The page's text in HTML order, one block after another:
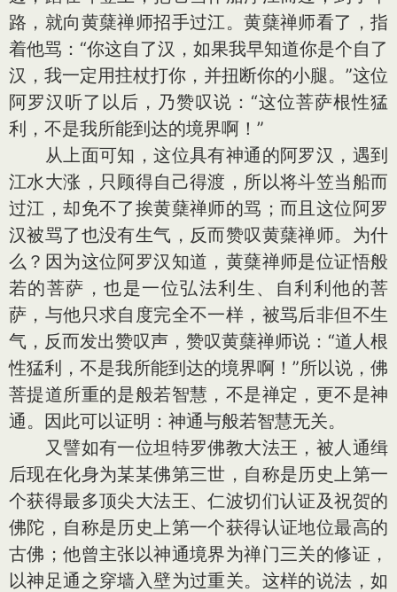
路，就向黄蘖禅师招手过江。黄蘖禅师看了，指
着他骂：“你这自了汉，如果我早知道你是个自了
汉，我一定用拄杖打你，并扭断你的小腿。”这位
阿罗汉听了以后，乃赞叹说：“这位菩萨根性猛
利，不是我所能到达的境界啊！”
从上面可知，这位具有神通的阿罗汉，遇到
江水大涨，只顾得自己得渡，所以将斗笠当船而
过江，却免不了挨黄蘖禅师的骂；而且这位阿罗
汉被骂了也没有生气，反而赞叹黄蘖禅师。为什
么？因为这位阿罗汉知道，黄蘖禅师是位证悟般
若的菩萨，也是一位弘法利生、自利利他的菩
萨，与他只求自度完全不一样，被骂后非但不生
气，反而发出赞叹声，赞叹黄蘖禅师说：“道人根
性猛利，不是我所能到达的境界啊！”所以说，佛
菩提道所重的是般若智慧，不是禅定，更不是神
通。因此可以证明：神通与般若智慧无关。
又譬如有一位坦特罗佛教大法王，被人通缉
后现在化身为某某佛第三世，自称是历史上第一
个获得最多顶尖大法王、仁波切们认证及祝贺的
佛陀，自称是历史上第一个获得认证地位最高的
古佛；他曾主张以神通境界为禅门三关的修证，
以神足通之穿墙入壁为过重关。这样的说法，如